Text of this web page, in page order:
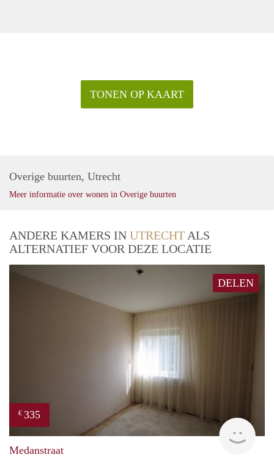
TONEN OP KAART
Overige buurten, Utrecht
Meer informatie over wonen in Overige buurten
ANDERE KAMERS IN UTRECHT ALS
ALTERNATIEF VOOR DEZE LOCATIE
DELEN
€ 335
Medanstraat